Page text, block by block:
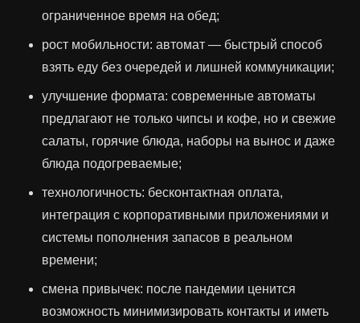
ограниченное время на обед;
рост мобильности: автомат — быстрый способ
взять еду без очередей и лишней коммуникации;
улучшение формата: современные автоматы
предлагают не только чипсы и кофе, но и свежие
салаты, горячие блюда, наборы на вынос и даже
блюда подогреваемые;
технологичность: бесконтактная оплата,
интеграция с корпоративными приложениями и
системы пополнения запасов в реальном
времени;
смена привычек: после пандемии ценится
возможность минимизировать контакты и иметь